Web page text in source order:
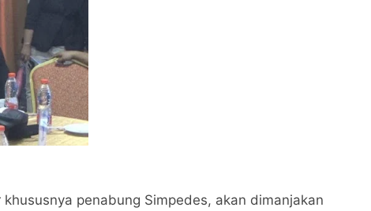
penabung Simpedes, akan dimanjakan